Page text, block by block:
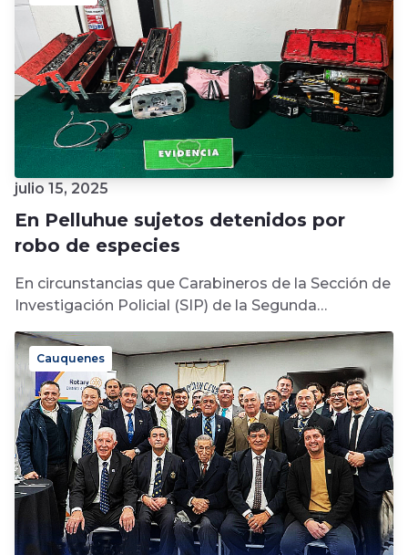
julio 15, 2025
En Pelluhue sujetos detenidos por
robo de especies
En circunstancias que Carabineros de la Sección de
Investigación Policial (SIP) de la Segunda
Comisaría de Chanco desarrollaban
investigaciones propias...
Cauquenes